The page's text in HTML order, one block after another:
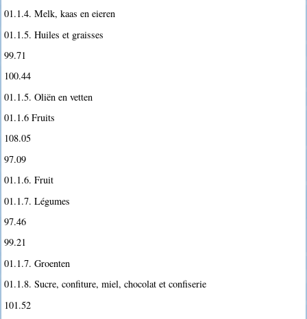
01.1.4. Melk, kaas en eieren
01.1.5. Huiles et graisses
99.71
100.44
01.1.5. Oliën en vetten
01.1.6 Fruits
108.05
97.09
01.1.6. Fruit
01.1.7. Légumes
97.46
99.21
01.1.7. Groenten
01.1.8. Sucre, confiture, miel, chocolat et confiserie
101.52